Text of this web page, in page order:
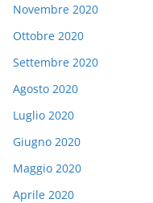
Novembre 2020
Ottobre 2020
Settembre 2020
Agosto 2020
Luglio 2020
Giugno 2020
Maggio 2020
Aprile 2020